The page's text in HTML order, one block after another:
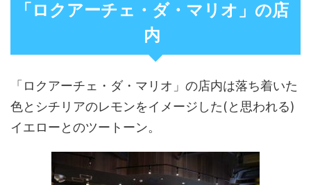
「ロクアーチェ・ダ・マリオ」の店
内
「ロクアーチェ・ダ・マリオ」の店内は落ち着いた
色とシチリアのレモンをイメージした(と思われる)
イエローとのツートーン。